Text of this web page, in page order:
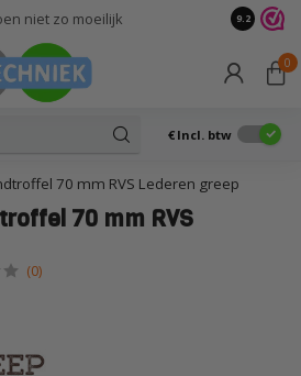
niet zo moeilijk 9.2
0
€ Incl. btw
70 mm RVS Lederen greep
70 mm RVS
(0)